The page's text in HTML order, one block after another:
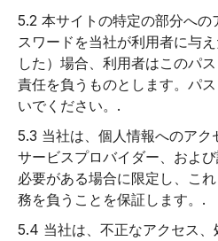
5.2 本サイトの特定の部分へ
スワードを当社が利用者に与
した）場合、利用者はこのパ
責任を負うものとします。パ
いでください。.
5.3 当社は、個人情報へのアク
サービスプロバイダー、およ
必要がある場合に限定し、こ
務を負うことを保証します。.
5.4 当社は、不正なアクセス